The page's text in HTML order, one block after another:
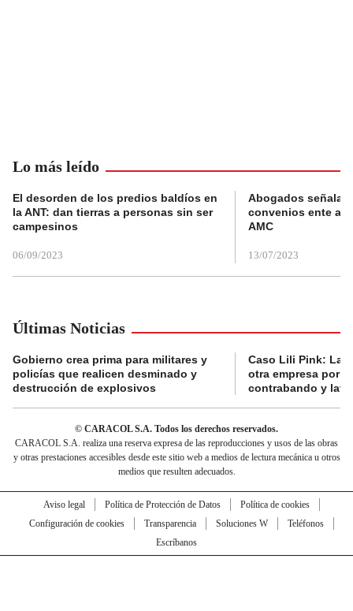
Lo más leído
El desorden de los predios baldíos en
la ANT: dan tierras a personas sin ser
campesinos
06/09/2023
Abogados
convenios ente
AMC
13/07/2023
Últimas Noticias
Gobierno crea prima para militares y
policías que realicen desminado y
destrucción de explosivos
Caso Lili Pink: La
otra empresa por
contrabando y
© CARACOL S.A. Todos los derechos reservados.
CARACOL S.A. realiza una reserva expresa de las reproducciones y usos de las obras
y otras prestaciones accesibles desde este sitio web a medios de lectura mecánica u otros
medios que resulten adecuados.
Aviso legal Política de Protección de Datos
Política de cookies
Configuración de cookies
Transparencia Soluciones W
Teléfonos
Escríbanos